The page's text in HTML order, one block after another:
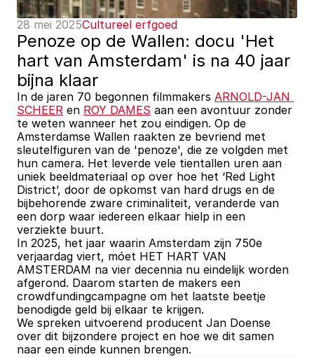
28 mei 2025Cultureel erfgoed
Penoze op de Wallen: docu 'Het
hart van Amsterdam' is na 40 jaar
bijna klaar
In de jaren 70 begonnen filmmakers ARNOLD-JAN
SCHEER en ROY DAMES aan een avontuur zonder
te weten wanneer het zou eindigen. Op de
Amsterdamse Wallen raakten ze bevriend met
sleutelfiguren van de 'penoze', die ze volgden met
hun camera. Het leverde vele tientallen uren aan
uniek beeldmateriaal op over hoe het ‘Red Light
District’, door de opkomst van hard drugs en de
bijbehorende zware criminaliteit, veranderde van
een dorp waar iedereen elkaar hielp in een
verziekte buurt.
In 2025, het jaar waarin Amsterdam zijn 750e
verjaardag viert, móet HET HART VAN
AMSTERDAM na vier decennia nu eindelijk worden
afgerond. Daarom starten de makers een
crowdfundingcampagne om het laatste beetje
benodigde geld bij elkaar te krijgen.
We spreken uitvoerend producent Jan Doense
over dit bijzondere project en hoe we dit samen
naar een einde kunnen brengen.